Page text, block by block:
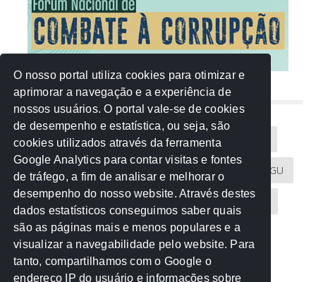
NUVEM DE TAGS
Acontece na Rede AGU AMM
Atricon Audicom CAU-MT CGU
CREA-MT Eventos MPC-MT MPE-MT
MPF Notícias PF PGE-MT PGR
Receita Federal Sem categoria
O nosso portal utiliza cookies para otimizar e
aprimorar a navegação e a experiência de
nossos usuários. O portal vale-se de cookies
de desempenho e estatística, ou seja, são
cookies utilizados através da ferramenta
Google Analytics para contar visitas e fontes
de tráfego, a fim de analisar e melhorar o
desempenho do nosso website. Através destes
dados estatísticos conseguimos saber quais
são as páginas mais e menos populares e a
visualizar a navegabilidade pelo website. Para
tanto, compartilhamos com o Google o
endereço IP do usuário e informações sobre